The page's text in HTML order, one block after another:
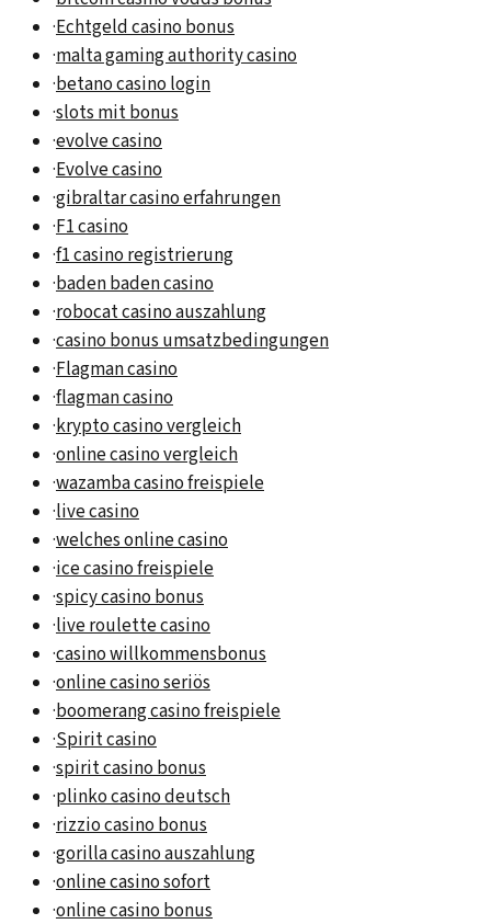
·Echtgeld casino bonus
·malta gaming authority casino
·betano casino login
·slots mit bonus
·evolve casino
·Evolve casino
·gibraltar casino erfahrungen
·F1 casino
·f1 casino registrierung
·baden baden casino
·robocat casino auszahlung
·casino bonus umsatzbedingungen
·Flagman casino
·flagman casino
·krypto casino vergleich
·online casino vergleich
·wazamba casino freispiele
·live casino
·welches online casino
·ice casino freispiele
·spicy casino bonus
·live roulette casino
·casino willkommensbonus
·online casino seriös
·boomerang casino freispiele
·Spirit casino
·spirit casino bonus
·plinko casino deutsch
·rizzio casino bonus
·gorilla casino auszahlung
·online casino sofort
·online casino bonus